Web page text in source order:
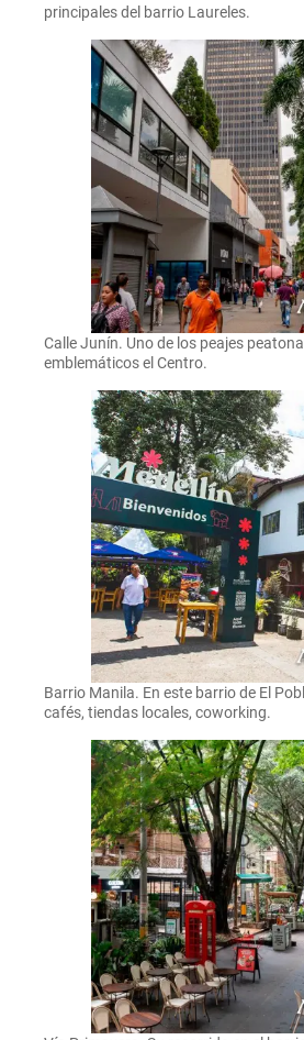
principales del barrio Laureles.
Calle Junín. Uno de los peajes
emblemáticos el Centro.
Barrio Manila. En este barrio de El
cafés, tiendas locales, coworking.